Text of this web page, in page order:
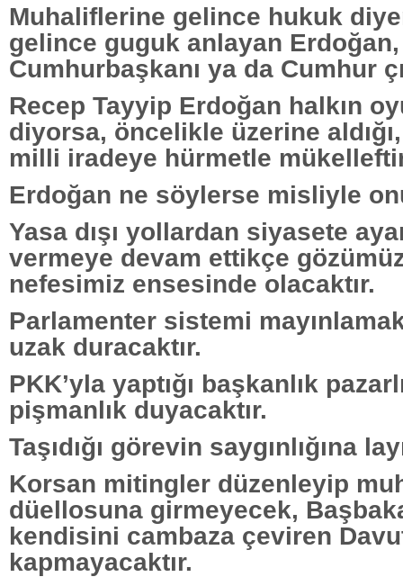
Muhaliflerine gelince hukuk
gelince guguk anlayan
Cumhurbaşkanı ya da Cumhur
Recep Tayyip Erdoğan halkın
diyorsa, öncelikle üzerine aldığı,
milli iradeye hürmetle
Erdoğan ne söylerse misliyle
Yasa dışı yollardan siyasete
vermeye devam ettikçe
nefesimiz ensesinde olacaktır.
Parlamenter sistemi
uzak duracaktır.
PKK’yla yaptığı başkanlık
pişmanlık duyacaktır.
Taşıdığı görevin saygınlığına
Korsan mitingler düzenleyip
düellosuna girmeyecek,
kendisini cambaza çeviren
kapmayacaktır.